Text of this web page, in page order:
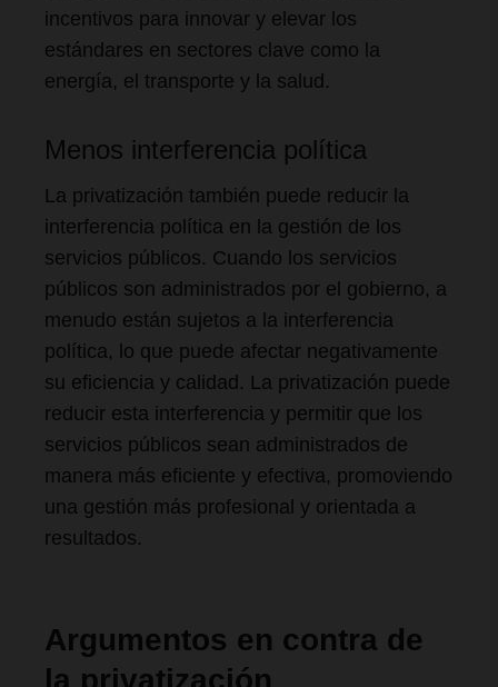
incentivos para innovar y elevar los
estándares en sectores clave como la
energía, el transporte y la salud.
Menos interferencia política
La privatización también puede reducir la
interferencia política en la gestión de los
servicios públicos. Cuando los servicios
públicos son administrados por el gobierno, a
menudo están sujetos a la interferencia
política, lo que puede afectar negativamente
su eficiencia y calidad. La privatización puede
reducir esta interferencia y permitir que los
servicios públicos sean administrados de
manera más eficiente y efectiva, promoviendo
una gestión más profesional y orientada a
resultados.
Argumentos en contra de
la privatización